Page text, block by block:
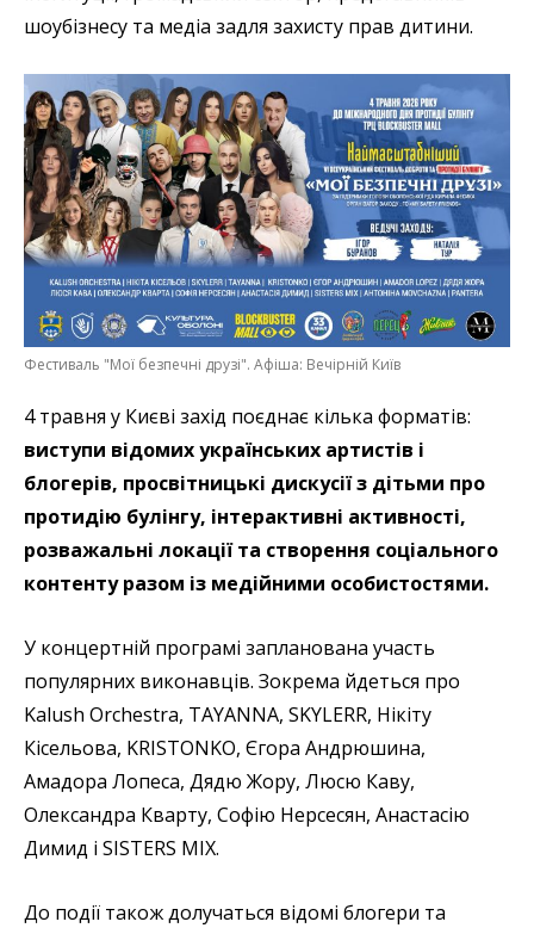
шоубізнесу та медіа задля захисту прав дитини.
Фестиваль "Мої безпечні друзі". Афіша: Вечірній Київ
4 травня у Києві захід поєднає кілька форматів:
виступи відомих українських артистів і
блогерів, просвітницькі дискусії з дітьми про
протидію булінгу, інтерактивні активності,
розважальні локації та створення соціального
контенту разом із медійними особистостями.
У концертній програмі запланована участь
популярних виконавців. Зокрема йдеться про
Kalush Orchestra, TAYANNA, SKYLERR, Нікіту
Кісельова, KRISTONKO, Єгора Андрюшина,
Амадора Лопеса, Дядю Жору, Люсю Каву,
Олександра Кварту, Софію Нерсесян, Анастасію
Димид і SISTERS MIX.
До події також долучаться відомі блогери та